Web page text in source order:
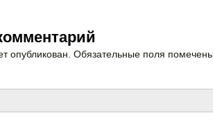
опубликован. Обязательные поля